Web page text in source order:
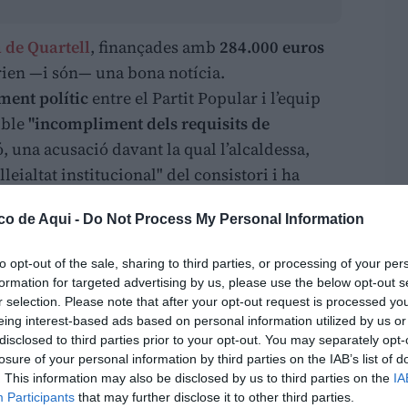
de Aqui - Do Not Process My Personal Information
opt-out of the sale, sharing to third parties, or processing of your
for targeted advertising by us, please use the below opt-out
selection. Please note that after your opt-out request is processed
interest-based ads based on personal information utilized by us
to third parties prior to your opt-out. You may separately
of your personal information by third parties on the IAB’s list of
This information may also be disclosed by us to third parties on the
Participants that may further disclose it to other third parties.
de Quartell, finançades amb 284.000 euros
—i són— una bona notícia.
políticentre el Partit Popular i l’equip
"incompliment dels requisits de
acusació davant la qual l’alcaldessa,
institucional" del consistori i ha
amb la llei.
del Partit Popular de la localitat, que ha
obliguen a col·locar uncartell informatiu
actuacions de més de 200.000 euros, a
un fullet al començament dels treballs.
, "estos requisits no s’haurien complit
fet que, advertix, "podria comportar